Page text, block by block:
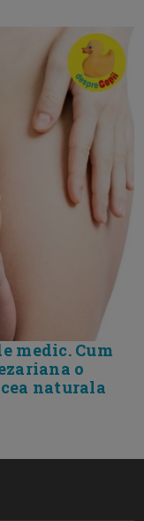
medic. Cum
o
naturala